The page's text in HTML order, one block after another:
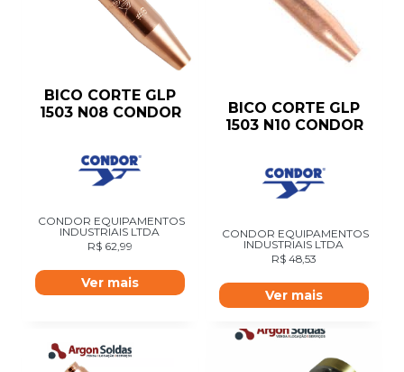
BICO CORTE GLP
1503 N08 CONDOR
CONDOR EQUIPAMENTOS
INDUSTRIAIS LTDA
R$ 62,99
Ver mais
BICO CORTE GLP
1503 N10 CONDOR
CONDOR EQUIPAMENTOS
INDUSTRIAIS LTDA
R$ 48,53
Ver mais